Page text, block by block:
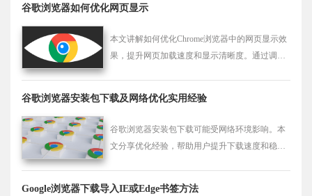
谷歌浏览器如何优化网页显示
本文讲解如何优化Chrome浏览器中的网页显示效
果，提升网页加载速度和显示清晰度。通过调整
谷歌浏览器安装包下载及网络优化实用经验
谷歌浏览器安装包下载可能受网络环境影响。本
文分享优化经验，帮助用户提升下载速度和稳定
Google浏览器下载导入IE或Edge书签方法